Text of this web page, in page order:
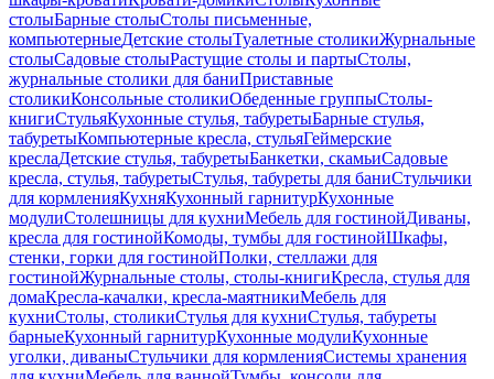
столыБарные столыСтолы письменные,
компьютерныеДетские столыТуалетные столикиЖурнальные
столыСадовые столыРастущие столы и партыСтолы,
журнальные столики для баниПриставные
столикиКонсольные столикиОбеденные группыСтолы-
книгиСтульяКухонные стулья, табуретыБарные стулья,
табуретыКомпьютерные кресла, стульяГеймерские
креслаДетские стулья, табуретыБанкетки, скамьиСадовые
кресла, стулья, табуретыСтулья, табуреты для баниСтульчики
для кормленияКухняКухонный гарнитурКухонные
модулиСтолешницы для кухниМебель для гостинойДиваны,
кресла для гостинойКомоды, тумбы для гостинойШкафы,
стенки, горки для гостинойПолки, стеллажи для
гостинойЖурнальные столы, столы-книгиКресла, стулья для
домаКресла-качалки, кресла-маятникиМебель для
кухниСтолы, столикиСтулья для кухниСтулья, табуреты
барныеКухонный гарнитурКухонные модулиКухонные
уголки, диваныСтульчики для кормленияСистемы хранения